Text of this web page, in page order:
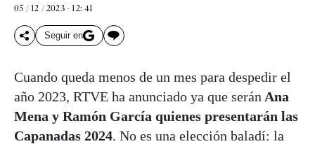
05 / 12 / 2023 - 12: 41
Seguir en
Cuando queda menos de un mes para despedir el
año 2023, RTVE ha anunciado ya que serán Ana
Mena y Ramón García quienes presentarán las
Capanadas 2024. No es una elección baladí: la